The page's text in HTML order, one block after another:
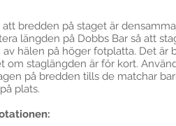
att bredden på staget är
längden på Dobbs Bar så att
hälen på höger fotplatta. Det är
om staglängden är för kort.
på bredden tills de matchar
plats.